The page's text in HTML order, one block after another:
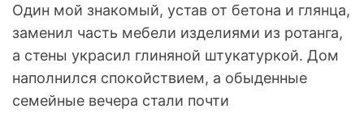
Один мой знакомый, устав от бетона и глянца,
заменил часть мебели изделиями из ротанга,
а стены украсил глиняной штукатуркой. Дом
наполнился спокойствием, а обыденные
семейные вечера стали почти